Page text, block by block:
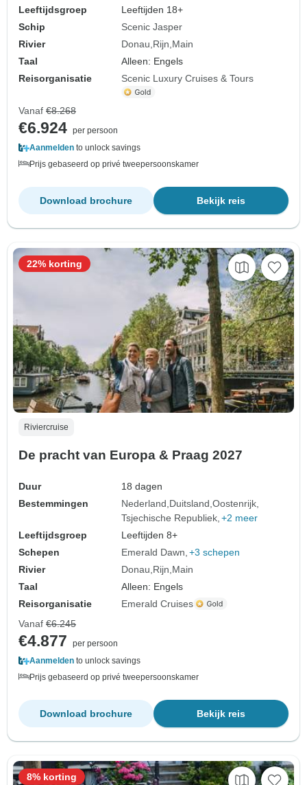
Leeftijdsgroep
Leeftijden 18+
Schip
Scenic Jasper
Rivier
Donau Rijn Main
Taal
Alleen: Engels
Reisorganisatie
Scenic Luxury Cruises & Tours
Vanaf €8.268
€6.924 per persoon
Aanmelden to unlock savings
Prijs gebaseerd op privé tweepersoonskamer
Bekijk reis
Download brochure
Riviercruise
De pracht van Europa & Praag 2027
Duur
18 dagen
Bestemmingen
Nederland Duitsland Oostenrijk
Tsjechische Republiek +2 meer
Leeftijdsgroep
Leeftijden 8+
Schepen
Emerald Dawn +3 schepen
Rivier
Donau Rijn Main
Taal
Alleen: Engels
Reisorganisatie
Emerald Cruises
22% korting
Vanaf €6.245
€4.877
per persoon
Aanmelden to unlock savings
Prijs gebaseerd op privé tweepersoonskamer
Bekijk reis
Download brochure
8% korting